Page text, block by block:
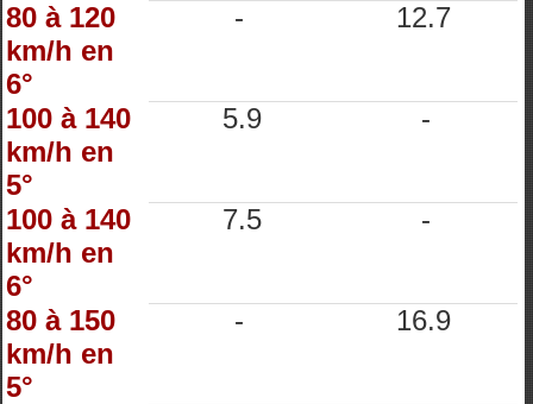
80 à 120
km/h en
6°
- 12.7
100 à 140
km/h en
5°
5.9 -
100 à 140
km/h en
6°
7.5 -
80 à 150
km/h en
5°
- 16.9